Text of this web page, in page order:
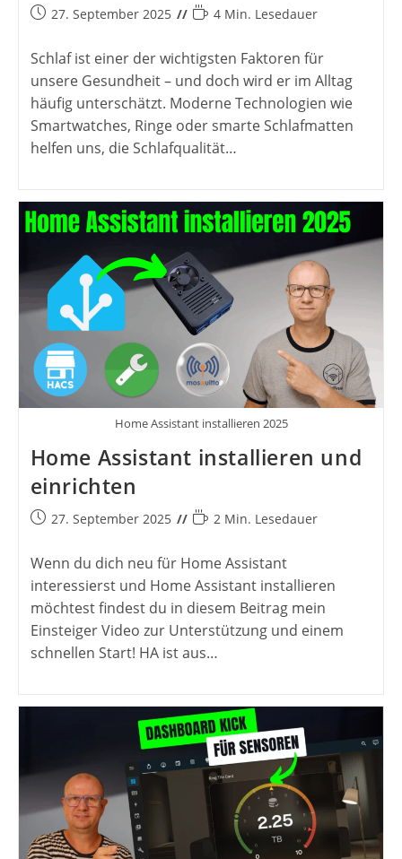
Beitrag27. September 2025 Lesedauer:
4 Min. Lesedauer
Schlaf ist einer der wichtigsten Faktoren für
unsere Gesundheit – und doch wird er im Alltag
häufig unterschätzt. Moderne Technologien wie
Smartwatches, Ringe oder smarte Schlafmatten
helfen uns, die Schlafqualität…
Home Assistant installieren 2025
Home Assistant installieren und
einrichten
Beitrag27. September 2025 Lesedauer:
2 Min. Lesedauer
Wenn du dich neu für Home Assistant
interessierst und Home Assistant installieren
möchtest findest du in diesem Beitrag mein
Einsteiger Video zur Unterstützung und einem
schnellen Start! HA ist aus…